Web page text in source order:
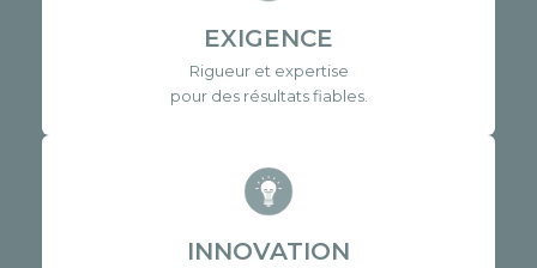
EXIGENCE
Rigueur et expertise
pour des résultats fiables.
INNOVATION